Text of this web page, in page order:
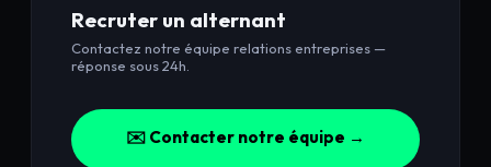
Recruter un alternant
Contactez notre équipe relations entreprises —
réponse sous 24h.
✉️ Contacter notre équipe →